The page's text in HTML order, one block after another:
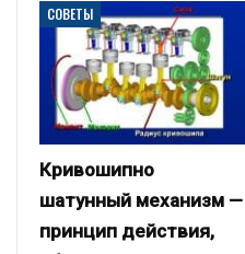
СОВЕТЫ
Кривошипно
шатунный механизм —
принцип действия,